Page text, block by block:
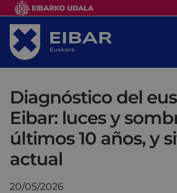
Diagnóstico del
Eibar: luces y
últimos 10 años, y
actual
20/05/2026